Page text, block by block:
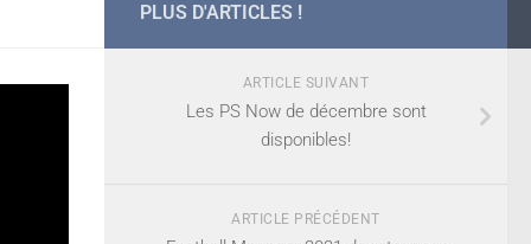
PLUS D'ARTICLES !
ARTICLE SUIVANT
Les PS Now de décembre sont
disponibles!
ARTICLE PRÉCÉDENT